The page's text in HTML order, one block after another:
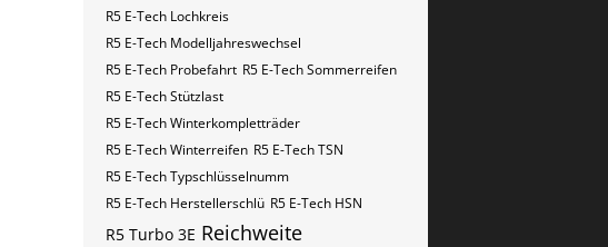
R5 E-Tech Lochkreis
R5 E-Tech Modelljahreswechsel
R5 E-Tech Probefahrt R5 E-Tech Sommerreifen
R5 E-Tech Stützlast
R5 E-Tech Winterkompletträder
R5 E-Tech Winterreifen R5 E-Tech​​​​ TSN
R5 E-Tech​​​​ Typschlüsselnumm
R5 E-Tech​​​​​ Herstellerschlü R5 E-Tech​​​​​ HSN
R5 Turbo 3E Reichweite